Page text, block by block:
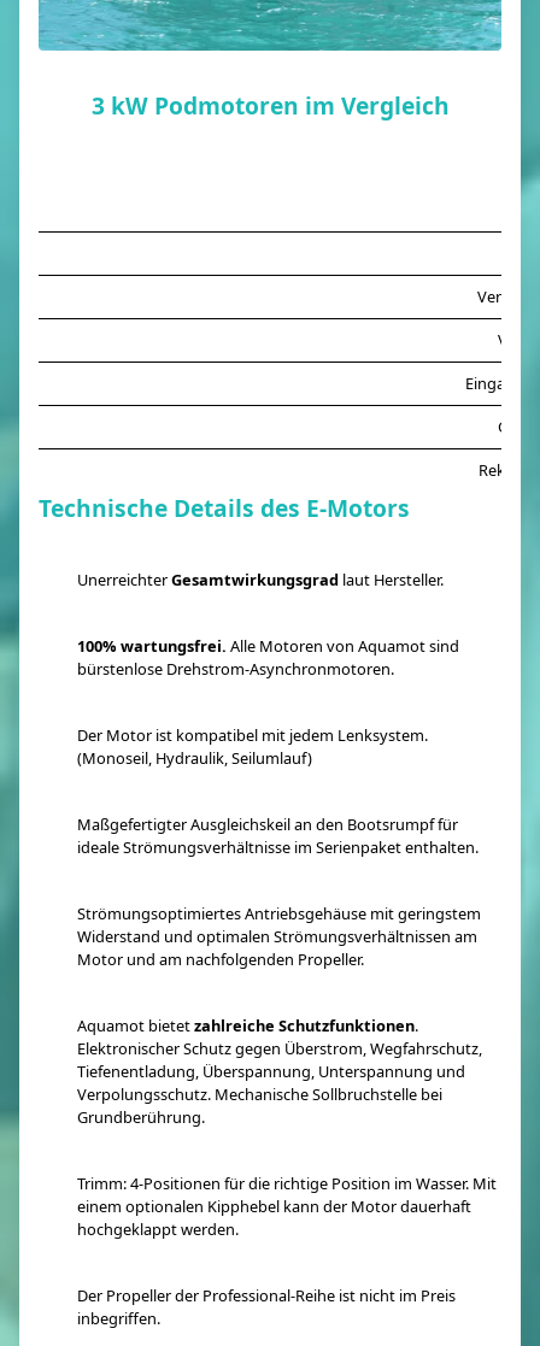
3 kW Podmotoren im Vergleich
Technische Details des E-Motors
UnerreichterGesamtwirkungsgrad laut Hersteller.
100% wartungsfrei. Alle Motoren von Aquamot sind
bürstenlose Drehstrom-Asynchronmotoren.
Der Motor ist kompatibel mit jedem Lenksystem.
(Monoseil, Hydraulik, Seilumlauf)
Maßgefertigter Ausgleichskeil an den Bootsrumpf für
ideale Strömungsverhältnisse im Serienpaket enthalten.
Strömungsoptimiertes Antriebsgehäuse mit geringstem
Widerstand und optimalen Strömungsverhältnissen am
Motor und am nachfolgenden Propeller.
Aquamot bietetzahlreiche Schutzfunktionen.
Elektronischer Schutz gegen Überstrom, Wegfahrschutz,
Tiefenentladung, Überspannung, Unterspannung und
Verpolungsschutz. Mechanische Sollbruchstelle bei
Grundberührung.
Trimm: 4-Positionen für die richtige Position im Wasser. Mit
einem optionalen Kipphebel kann der Motor dauerhaft
hochgeklappt werden.
Der Propeller der Professional-Reihe ist nicht im Preis
inbegriffen.